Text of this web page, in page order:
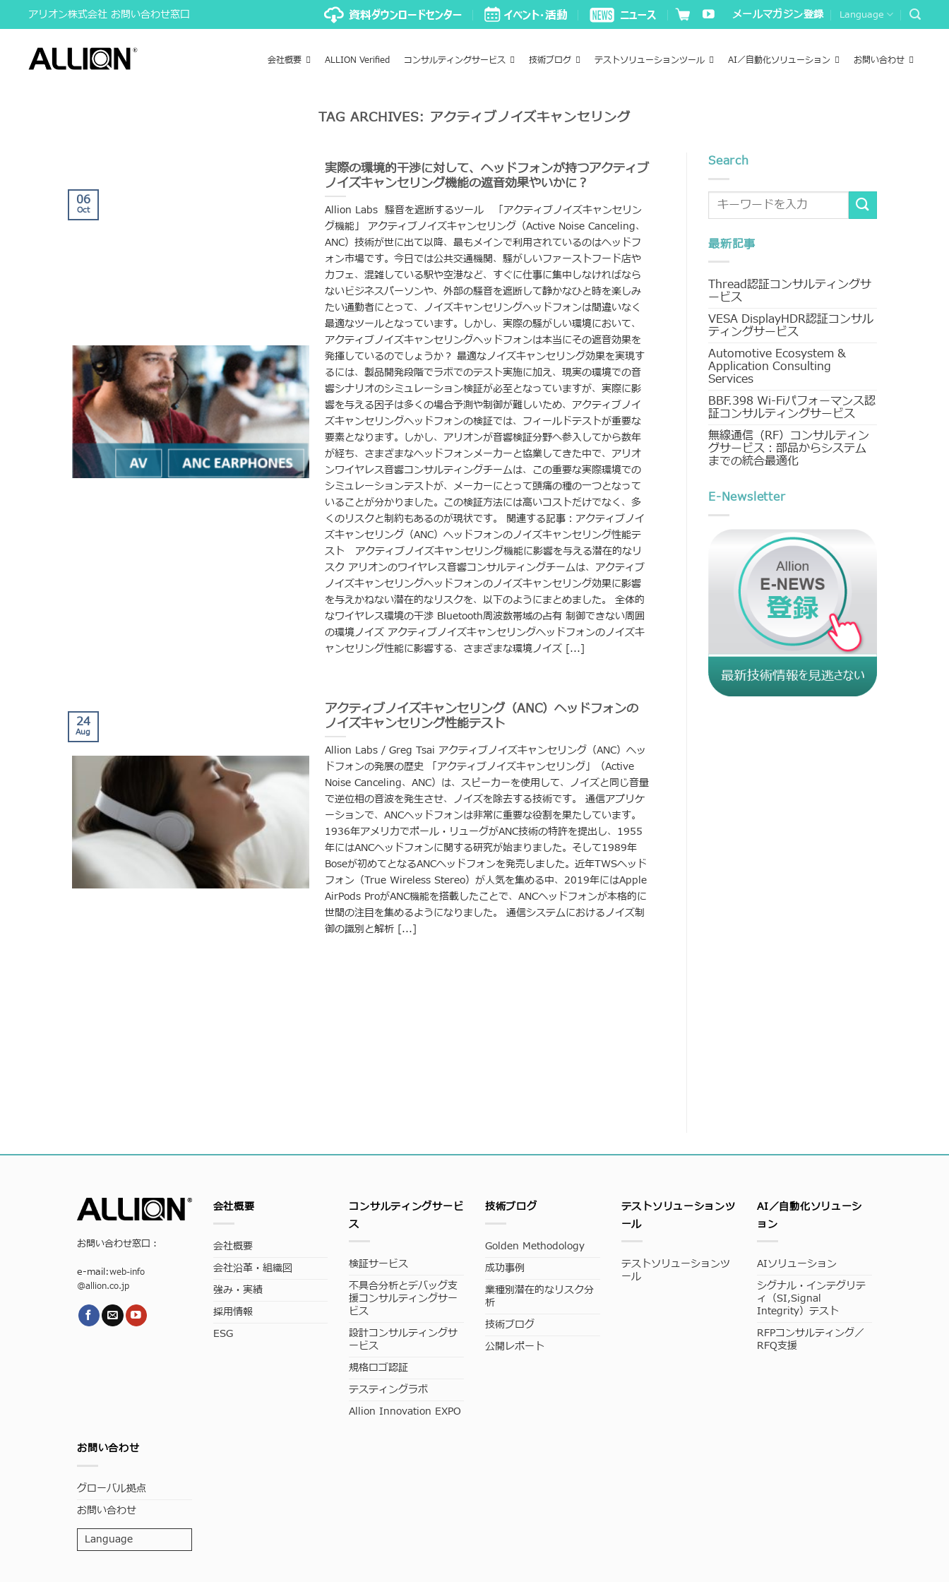
to
content
アリオン株式会社 お問い合わせ窓口 メールマガジン登録 Language
会社概要 ALLION Verified コンサルティングサービス 技術ブログ テストソリューションツール AI／自動化ソリューション お問い合わせ
TAG ARCHIVES: アクティブノイズキャンセリング
実際の環境的干渉に対して、ヘッドフォンが持つアクティブ
ノイズキャンセリング機能の遮音効果やいかに？
Allion Labs 騒音を遮断するツール 「アクティブノイズキャンセリン
グ機能」 アクティブノイズキャンセリング（Active Noise Canceling、
ANC）技術が世に出て以降、最もメインで利用されているのはヘッドフ
ォン市場です。今日では公共交通機関、騒がしいファーストフード店や
カフェ、混雑している駅や空港など、すぐに仕事に集中しなければなら
ないビジネスパーソンや、外部の騒音を遮断して静かなひと時を楽しみ
たい通勤者にとって、ノイズキャンセリングヘッドフォンは間違いなく
最適なツールとなっています。しかし、実際の騒がしい環境において、
アクティブノイズキャンセリングヘッドフォンは本当にその遮音効果を
発揮しているのでしょうか？ 最適なノイズキャンセリング効果を実現す
るには、製品開発段階でラボでのテスト実施に加え、現実の環境での音
響シナリオのシミュレーション検証が必至となっていますが、実際に影
響を与える因子は多くの場合予測や制御が難しいため、アクティブノイ
ズキャンセリングヘッドフォンの検証では、フィールドテストが重要な
要素となります。しかし、アリオンが音響検証分野へ参入してから数年
が経ち、さまざまなヘッドフォンメーカーと協業してきた中で、アリオ
ンワイヤレス音響コンサルティングチームは、この重要な実際環境での
シミュレーションテストが、メーカーにとって頭痛の種の一つとなって
いることが分かりました。この検証方法には高いコストだけでなく、多
くのリスクと制約もあるのが現状です。 関連する記事：アクティブノイ
ズキャンセリング（ANC）ヘッドフォンのノイズキャンセリング性能テ
スト アクティブノイズキャンセリング機能に影響を与える潜在的なリ
スク アリオンのワイヤレス音響コンサルティングチームは、アクティブ
ノイズキャンセリングヘッドフォンのノイズキャンセリング効果に影響
を与えかねない潜在的なリスクを、以下のようにまとめました。 全体的
なワイヤレス環境の干渉 Bluetooth周波数帯域の占有 制御できない周囲
の環境ノイズ アクティブノイズキャンセリングヘッドフォンのノイズキ
ャンセリング性能に影響する、さまざまな環境ノイズ [...]
06
Oct
アクティブノイズキャンセリング（ANC）ヘッドフォンの
ノイズキャンセリング性能テスト
Allion Labs / Greg Tsai アクティブノイズキャンセリング（ANC）ヘッ
ドフォンの発展の歴史 「アクティブノイズキャンセリング」（Active
Noise Canceling、ANC）は、スピーカーを使用して、ノイズと同じ音量
で逆位相の音波を発生させ、ノイズを除去する技術です。 通信アプリケ
ーションで、ANCヘッドフォンは非常に重要な役割を果たしています。
1936年アメリカでポール・リューグがANC技術の特許を提出し、1955
年にはANCヘッドフォンに関する研究が始まりました。そして1989年
Boseが初めてとなるANCヘッドフォンを発売しました。近年TWSヘッド
フォン（True Wireless Stereo）が人気を集める中、2019年にはApple
AirPods ProがANC機能を搭載したことで、ANCヘッドフォンが本格的に
世間の注目を集めるようになりました。 通信システムにおけるノイズ制
御の識別と解析 [...]
24
Aug
Search
最新記事
Thread認証コンサルティングサ
ービス
VESA DisplayHDR認証コンサル
ティングサービス
Automotive Ecosystem &
Application Consulting
Services
BBF.398 Wi-Fiパフォーマンス認
証コンサルティングサービス
無線通信（RF）コンサルティン
グサービス：部品からシステム
までの統合最適化
E-Newsletter
お問い合わせ窓口：
e-mail:web-info
@allion.co.jp
会社概要
会社概要
会社沿革・組織図
強み・実績
採用情報
ESG
コンサルティングサービ
ス
検証サービス
不具合分析とデバッグ支
援コンサルティングサー
ビス
設計コンサルティングサ
ービス
規格ロゴ認証
テスティングラボ
Allion Innovation EXPO
技術ブログ
Golden Methodology
成功事例
業種別潜在的なリスク分
析
技術ブログ
公開レポート
テストソリューションツ
ール
テストソリューションツ
ール
AI／自動化ソリューシ
ョン
AIソリューション
シグナル・インテグリテ
ィ（SI,Signal
Integrity）テスト
RFPコンサルティング／
RFQ支援
お問い合わせ
グローバル拠点
お問い合わせ
Language